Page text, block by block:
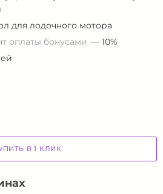
для лодочного мотора
оплаты бонусами
10%
В 1 КЛИК